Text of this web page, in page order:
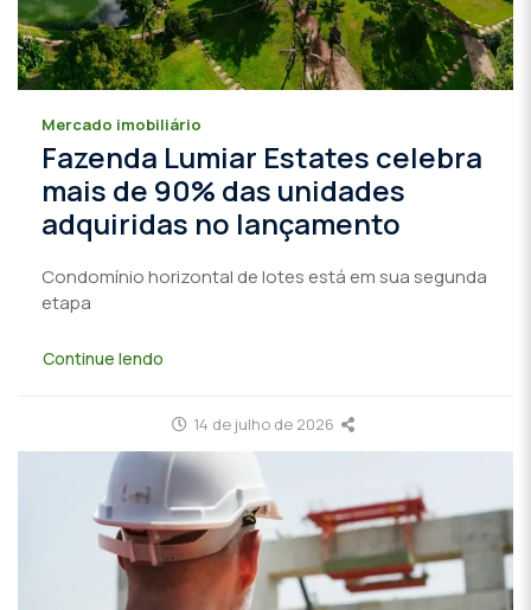
Mercado imobiliário
Fazenda Lumiar Estates celebra
mais de 90% das unidades
adquiridas no lançamento
Condomínio horizontal de lotes está em sua segunda
etapa
Continue lendo
14 de julho de 2026